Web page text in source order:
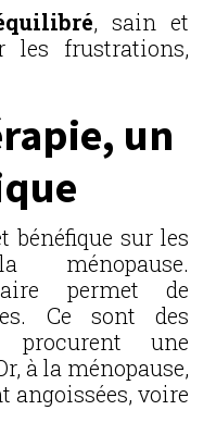
, sain et
les frustrations,
un
bénéfique sur les
ménopause.
permet de
Ce sont des
procurent une
à la ménopause,
angoissées, voire